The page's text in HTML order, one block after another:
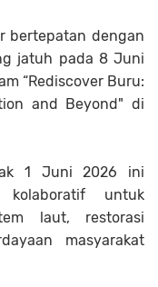
bertepatan dengan
jatuh pada 8 Juni
“Rediscover Buru:
and Beyond" di
1 Juni 2026 ini
untuk
laut, restorasi
masyarakat